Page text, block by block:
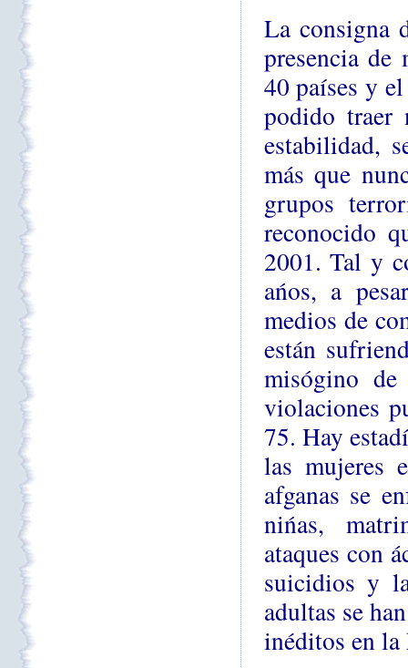
La consigna
presencia de
40 países y
podido
estabilidad,
más que
grupos
reconocido
2001. Tal y
ańos, a
medios de
están
misógino
violaciones
75. Hay
las mujeres
afganas se
nińas,
ataques con
suicidios y
adultas se
inéditos en